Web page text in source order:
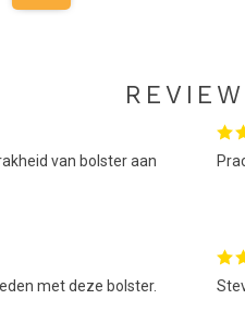
van bolster aan
met deze bolster.